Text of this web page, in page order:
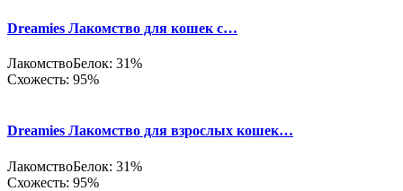
Dreamies Лакомство для кошек с…
ЛакомствоБелок: 31%
Схожесть: 95%
Dreamies Лакомство для взрослых кошек…
ЛакомствоБелок: 31%
Схожесть: 95%